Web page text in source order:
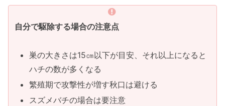
自分で駆除する場合の注意点
巣の大きさは15㎝以下が目安、それ以上になると
ハチの数が多くなる
繁殖期で攻撃性が増す秋口は避ける
スズメバチの場合は要注意